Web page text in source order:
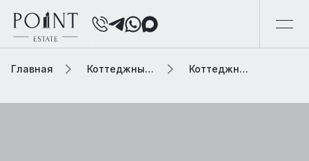
Главная Коттеджный поселок Коттеджный поселок усадьба подушкинского лесопарка